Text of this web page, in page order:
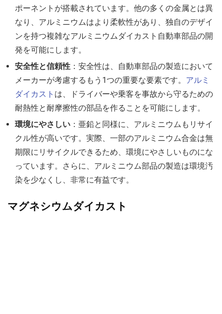
ポーネントが搭載されています。他の多くの金属とは異
なり、アルミニウムはより柔軟性があり、独自のデザイ
ンを持つ複雑なアルミニウムダイカスト自動車部品の開
発を可能にします。
安全性と信頼性 ：安全性は、自動車部品の製造において
メーカーが考慮するもう1つの重要な要素です。 アルミ
ダイカスト は、ドライバーや乗客を事故から守るための
耐熱性と耐摩擦性の部品を作ることを可能にします。
環境にやさしい ：亜鉛と同様に、アルミニウムもリサイ
クル性が高いです。実際、一部のアルミニウム合金は無
期限にリサイクルできるため、環境にやさしいものにな
っています。さらに、アルミニウム部品の製造は環境汚
染を少なくし、非常に有益です。
マグネシウムダイカスト